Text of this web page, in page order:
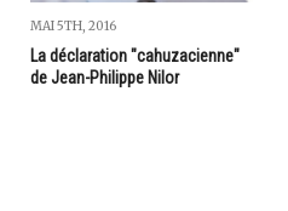
MAI 5TH, 2016
La déclaration "cahuzacienne"
de Jean-Philippe Nilor